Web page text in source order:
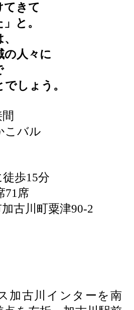
てきて
と。
の人々に
しょう。
バル
歩15分
71席
古川町粟津90-2
加古川インターを南